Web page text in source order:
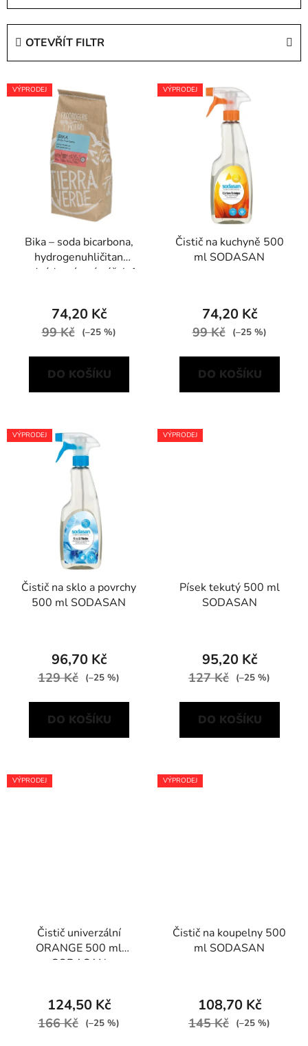
z
p
OTEVŘÍT FILTR
V
ý
VÝPRODEJ
Bika – soda bicarbona,
hydrogenuhličitan
sodný (papírový sáček 1
74,20 Kč
99 Kč (–25 %)
DO KOŠÍKU
VÝPRODEJ
Čistič na kuchyně 500
ml SODASAN
74,20 Kč
99 Kč (–25 %)
DO KOŠÍKU
VÝPRODEJ
Čistič na sklo a povrchy
500 ml SODASAN
96,70 Kč
129 Kč (–25 %)
DO KOŠÍKU
VÝPRODEJ
Písek tekutý 500 ml
SODASAN
95,20 Kč
127 Kč (–25 %)
DO KOŠÍKU
VÝPRODEJ
Čistič univerzální
ORANGE 500 ml
SODASAN
124,50 Kč
166 Kč (–25 %)
VÝPRODEJ
Čistič na koupelny 500
ml SODASAN
108,70 Kč
145 Kč (–25 %)